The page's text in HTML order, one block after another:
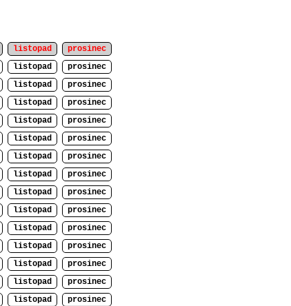
listopad
prosinec
listopad
prosinec
listopad
prosinec
listopad
prosinec
listopad
prosinec
listopad
prosinec
listopad
prosinec
listopad
prosinec
listopad
prosinec
listopad
prosinec
listopad
prosinec
listopad
prosinec
listopad
prosinec
listopad
prosinec
listopad
prosinec